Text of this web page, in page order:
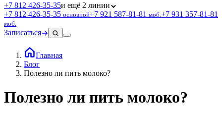
+7 812 426‑35‑35и ещё 2 линии
+7 812 426‑35‑35 основной+7 921 587‑81‑81 моб. +7 931 357‑81‑81
моб.
Записаться
Главная
Блог
Полезно ли пить молоко?
Полезно ли пить молоко?